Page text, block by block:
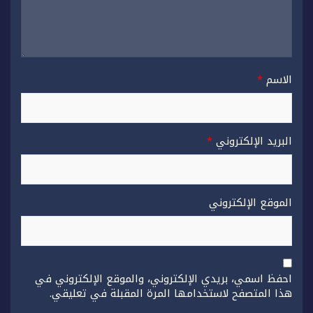
الاسم*
البريد الإلكتروني*
الموقع الإلكتروني
احفظ اسمي، بريدي الإلكتروني، والموقع الإلكتروني في
هذا المتصفح لاستخدامها المرة المقبلة في تعليقي.